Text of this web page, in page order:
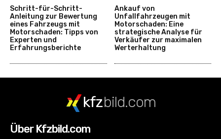
Schritt-für-Schritt-
Anleitung zur Bewertung
eines Fahrzeugs mit
Motorschaden: Tipps von
Experten und
Erfahrungsberichte
Ankauf von
Unfallfahrzeugen mit
Motorschaden: Eine
strategische Analyse für
Verkäufer zur maximalen
Werterhaltung
kfzbild.com
Über Kfzbild.com